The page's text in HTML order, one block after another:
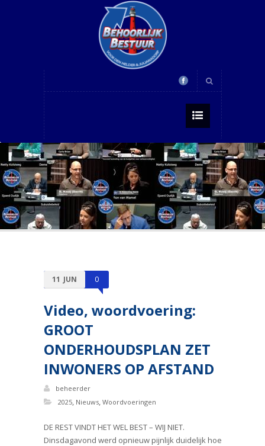
11 JUN 0
Video, woordvoering:
GROOT
ONDERHOUDSPLAN ZET
INWONERS OP AFSTAND
beheerder
2025, Nieuws, Woordvoeringen
DE REST VINDT HET WEL BEST – WIJ NIET.
Dinsdagavond werd opnieuw pijnlijk duidelijk hoe